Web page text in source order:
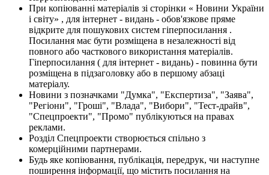
При копіюванні матеріалів зі сторінки « Новини України
і світу» , для інтернет - видань - обов'язкове пряме
відкрите для пошукових систем гіперпосилання .
Посилання має бути розміщена в незалежності від
повного або часткового використання матеріалів.
Гіперпосилання ( для інтернет - видань) - повинна бути
розміщена в підзаголовку або в першому абзаці
матеріалу.
Новини з позначками "Думка", "Експертиза", "Заява",
"Регіони", "Гроші", "Влада", "Вибори", "Тест-драйв",
"Спецпроекти", "Промо" публікуються на правах
реклами.
Розділ Спецпроекти створюється спільно з
комерційними партнерами.
Будь яке копіювання, публікація, передрук, чи наступне
поширення інформації, що містить посилання на